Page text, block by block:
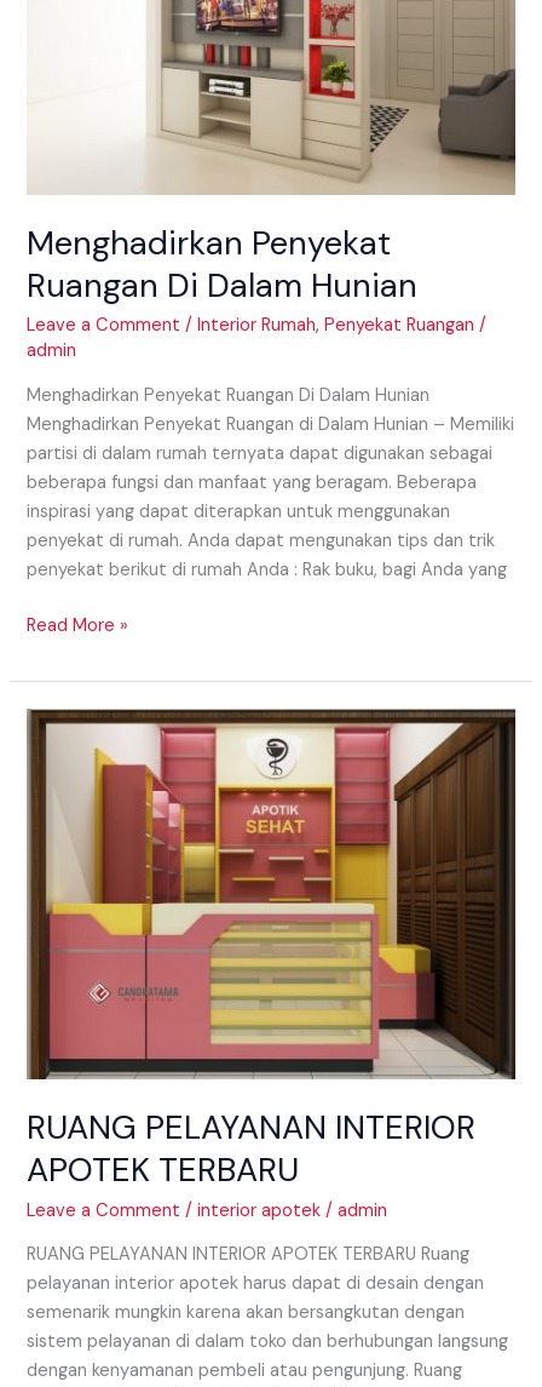
Menghadirkan Penyekat
Ruangan Di Dalam Hunian
Leave a Comment /Interior Rumah,Penyekat Ruangan /
admin
Menghadirkan Penyekat Ruangan Di Dalam Hunian
Menghadirkan Penyekat Ruangan di Dalam Hunian – Memiliki
partisi di dalam rumah ternyata dapat digunakan sebagai
beberapa fungsi dan manfaat yang beragam. Beberapa
inspirasi yang dapat diterapkan untuk menggunakan
penyekat di rumah. Anda dapat mengunakan tips dan trik
penyekat berikut di rumah Anda : Rak buku, bagi Anda yang
Read More »
RUANG PELAYANAN INTERIOR
APOTEK TERBARU
Leave a Comment /interior apotek /admin
RUANG PELAYANAN INTERIOR APOTEK TERBARU Ruang
pelayanan interior apotek harus dapat di desain dengan
semenarik mungkin karena akan bersangkutan dengan
sistem pelayanan di dalam toko dan berhubungan langsung
dengan kenyamanan pembeli atau pengunjung. Ruang
RUANG
PELAYANAN
INTERIOR